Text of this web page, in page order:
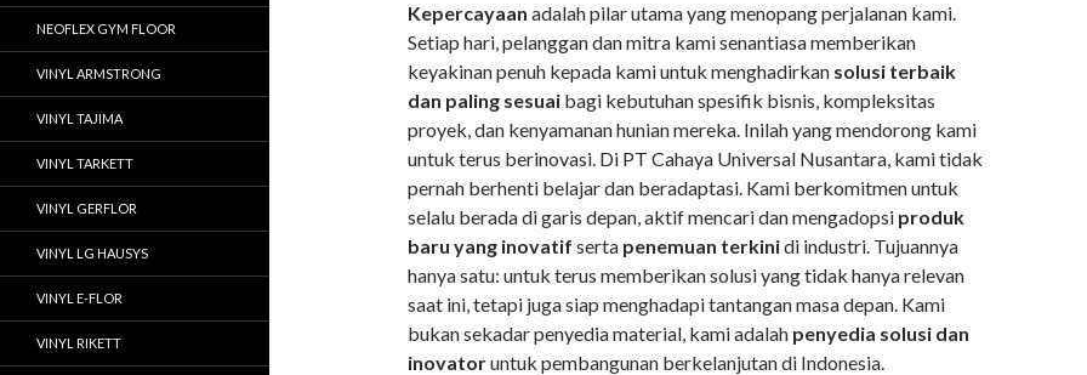
Kepercayaan adalah pilar utama yang menopang perjalanan kami.
Setiap hari, pelanggan dan mitra kami senantiasa memberikan
keyakinan penuh kepada kami untuk menghadirkan solusi terbaik
dan paling sesuai bagi kebutuhan spesifik bisnis, kompleksitas
proyek, dan kenyamanan hunian mereka. Inilah yang mendorong kami
untuk terus berinovasi. Di PT Cahaya Universal Nusantara, kami tidak
pernah berhenti belajar dan beradaptasi. Kami berkomitmen untuk
selalu berada di garis depan, aktif mencari dan mengadopsi produk
baru yang inovatif serta penemuan terkinidi industri. Tujuannya
hanya satu: untuk terus memberikan solusi yang tidak hanya relevan
saat ini, tetapi juga siap menghadapi tantangan masa depan. Kami
bukan sekadar penyedia material, kami adalah penyedia solusi dan
inovatoruntuk pembangunan berkelanjutan di Indonesia.
NEOFLEX GYM FLOOR
VINYL ARMSTRONG
VINYL TAJIMA
VINYL TARKETT
VINYL GERFLOR
VINYL LG HAUSYS
VINYL E-FLOR
VINYL RIKETT